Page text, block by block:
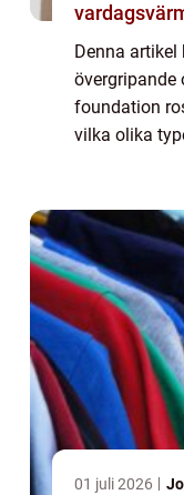
Denna artikel
övergripande
foundation
vilka olika
rosacea som
01 juli 2026